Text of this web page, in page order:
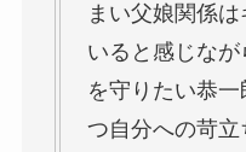
まい父娘関係
いると感じな
を守りたい恭
つ自分への苛